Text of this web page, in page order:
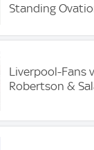
Standing
Liverpool-Fans
Robertson &